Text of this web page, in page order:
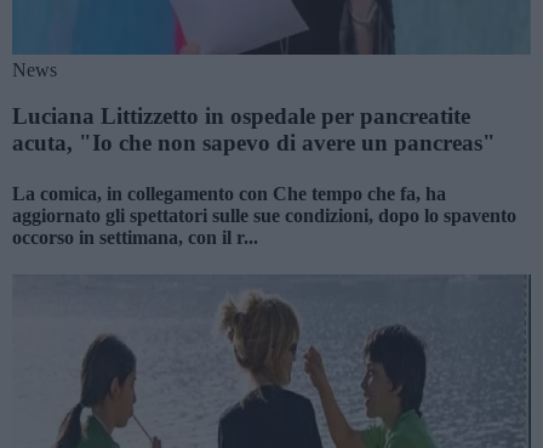
News
Luciana Littizzetto in ospedale per pancreatite
acuta, "Io che non sapevo di avere un pancreas"
La comica, in collegamento con Che tempo che fa, ha
aggiornato gli spettatori sulle sue condizioni, dopo lo spavento
occorso in settimana, con il r...